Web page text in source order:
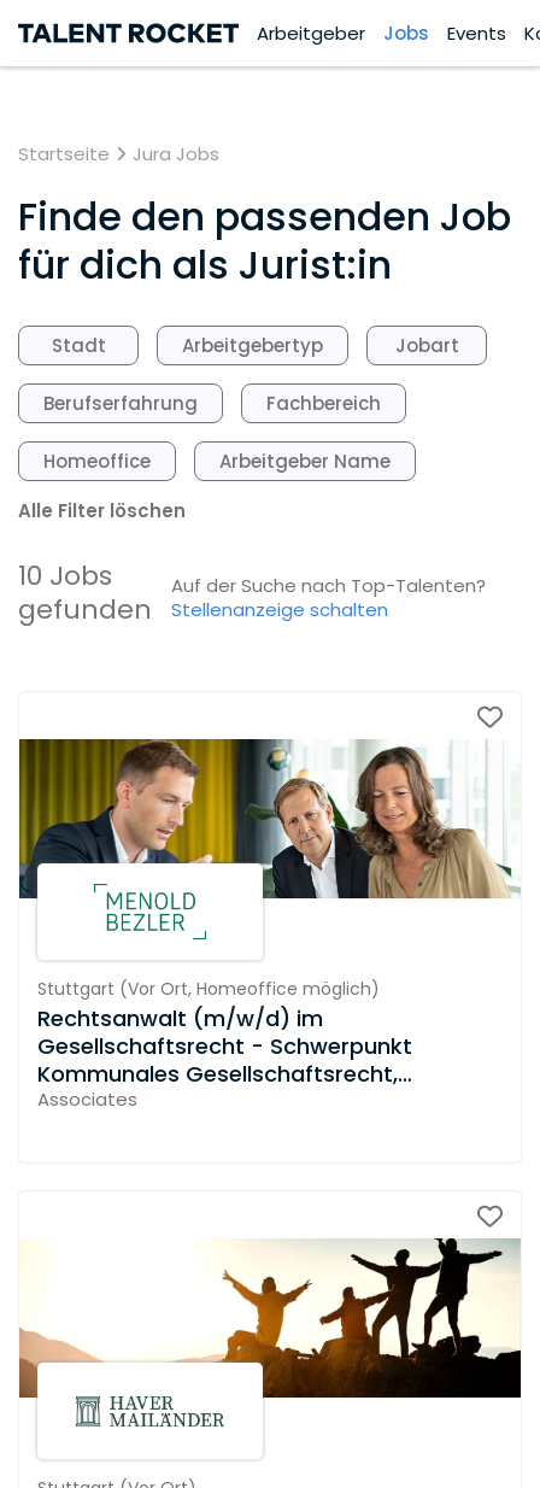
Arbeitgeber Jobs Events
Startseite Jura Jobs
Finde den passenden Job
für dich als Jurist:in
Stadt Arbeitgebertyp Jobart
Berufserfahrung Fachbereich
Homeoffice
Arbeitgeber Name
Alle Filter löschen
10 Jobs
gefunden
Auf der Suche nach Top-Talenten?
Stellenanzeige schalten
Stuttgart (Vor Ort, Homeoffice möglich)
Rechtsanwalt (m/w/d) im
Gesellschaftsrecht - Schwerpunkt
Kommunales Gesellschaftsrecht,
Beratung von Non-Profit-Organisationen
Associates